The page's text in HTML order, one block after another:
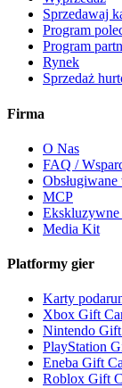
Sprzedawaj
Program
Program
Rynek
Sprzedaż
Firma
O Nas
FAQ /
MCP
Media Kit
Platformy gier
Karty
Xbox Gift
Nintendo
PlayStation
Eneba Gift
Roblox Gift